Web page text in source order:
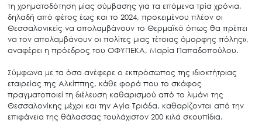
Search
for:
Ο.ΦΥ.ΠΕ.Κ.Α.
Νέα – Δημοσιότητα
Άξονες δράσης
τη χρηματοδότηση μίας σύμβασης για τα επόμενα τρία χρόνια,
δηλαδή από φέτος έως και το 2024, προκειμένου πλέον οι
Θεσσαλονικείς να απολαμβάνουν το Θερμαϊκό όπως θα πρέπει
να τον απολαμβάνουν οι πολίτες μιας τέτοιας όμορφης πόλης»,
αναφέρει η πρόεδρος του ΟΦΥΠΕΚΑ, Μαρία Παπαδοπούλου.
Σύμφωνα με τα όσα ανέφερε ο εκπρόσωπος της ιδιοκτήτριας
εταιρείας της Αλκίππης, κάθε φορά που το σκάφος
πραγματοποιεί τη διέλευση καθαρισμού από το λιμάνι της
Θεσσαλονίκης μέχρι και την Αγία Τριάδα, καθαρίζονται από την
επιφάνεια της θάλασσας τουλάχιστον 200 κιλά σκουπίδια.